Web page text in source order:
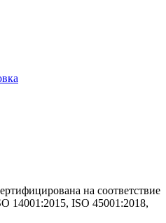
на соответствие
14001:2015, ISO 45001:2018,